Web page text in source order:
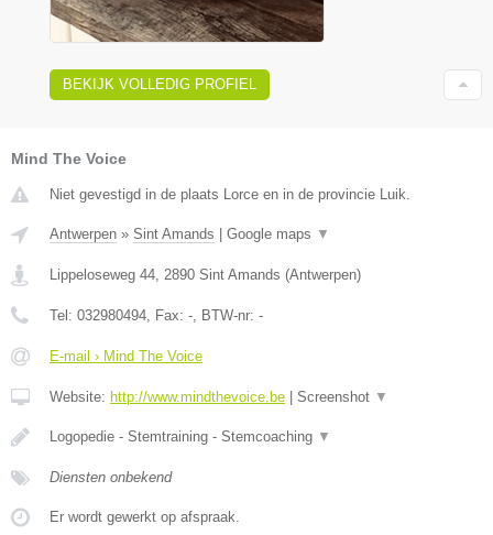
BEKIJK VOLLEDIG PROFIEL
Mind The Voice
Niet gevestigd in de plaats Lorce en in de provincie Luik.
Antwerpen » Sint Amands Google maps ▼
Lippeloseweg 44, 2890 Sint Amands (Antwerpen)
Tel: 032980494, Fax: -, BTW-nr: -
E-mail › Mind The Voice
Website: http://www.mindthevoice.be Screenshot ▼
Logopedie - Stemtraining - Stemcoaching ▼
Diensten onbekend
Er wordt gewerkt op afspraak.